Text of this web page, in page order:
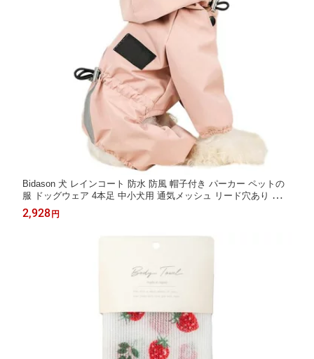
Bidason 犬 レインコート 防水 防風 帽子付き パーカー ペットの
服 ドッグウェア 4本足 中小犬用 通気メッシュ リード穴あり ゴム
付き 汚れ防止 夜間反射 散歩 お出かけ 日焼き防ぐ 四季通用
2,928 円